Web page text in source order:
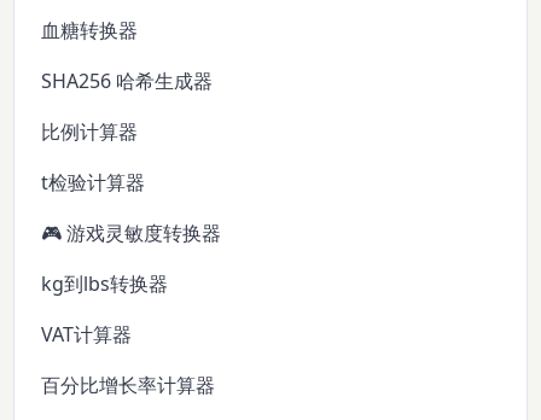
血糖转换器
SHA256 哈希生成器
比例计算器
t检验计算器
🎮 游戏灵敏度转换器
kg到lbs转换器
VAT计算器
百分比增长率计算器